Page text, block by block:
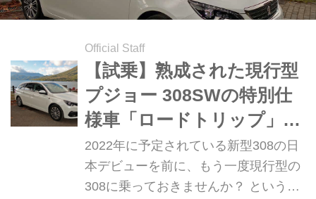
Official Staff
【試乗】熟成された現行型
プジョー 308SWの特別仕
様車「ロードトリップ」で
ショートトリップを楽しむ
2022年に予定されている新型308の日
本デビューを前に、もう一度現行型の
308に乗っておきませんか？ というグ